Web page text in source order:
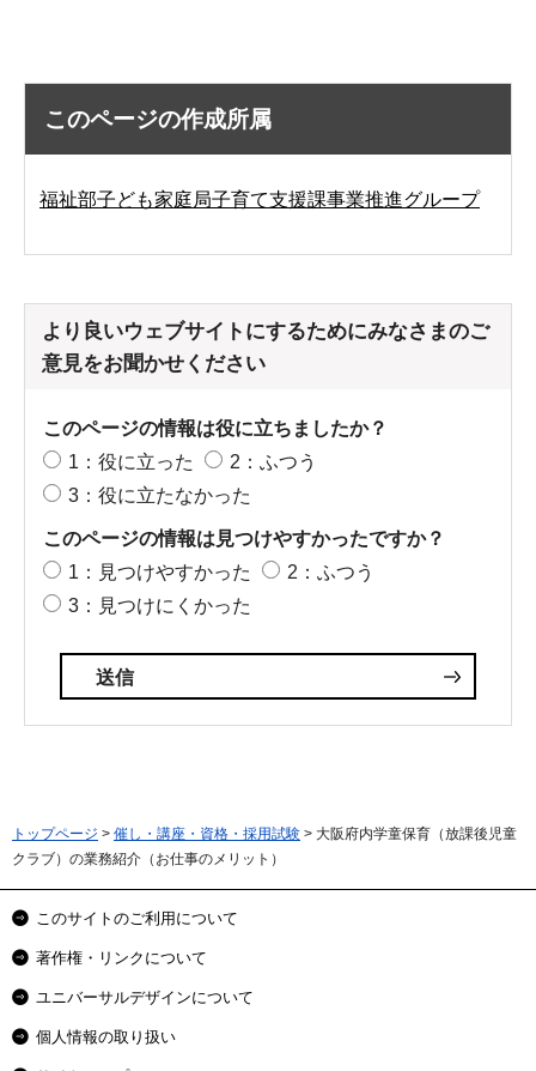
このページの作成所属
福祉部子ども家庭局子育て支援課事業推進グループ
より良いウェブサイトにするためにみなさまのご
意見をお聞かせください
このページの情報は役に立ちましたか？
1：役に立った
2：ふつう
3：役に立たなかった
このページの情報は見つけやすかったですか？
1：見つけやすかった
2：ふつう
3：見つけにくかった
トップページ > 催し・講座・資格・採用試験 > 大阪府内学童保育（放課後児童
クラブ）の業務紹介（お仕事のメリット）
このサイトのご利用について
著作権・リンクについて
ユニバーサルデザインについて
個人情報の取り扱い